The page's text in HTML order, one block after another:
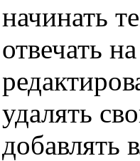
начинать
отвечать
удалять
добавлять